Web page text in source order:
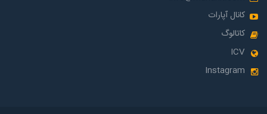
کانال آپارات
کاتالوگ
ICV
Instagram